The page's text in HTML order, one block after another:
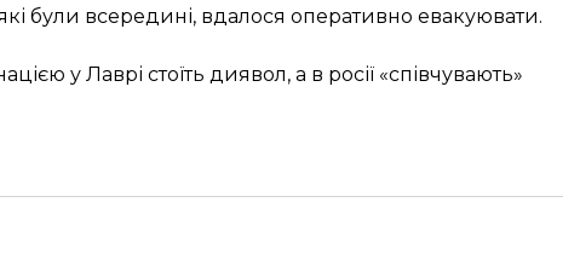
були всередині, вдалося оперативно евакуювати.
у Лаврі стоїть диявол, а в росії «співчувають»